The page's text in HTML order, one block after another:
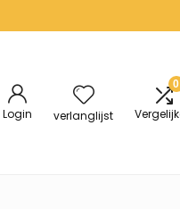
Login verlanglijst
0